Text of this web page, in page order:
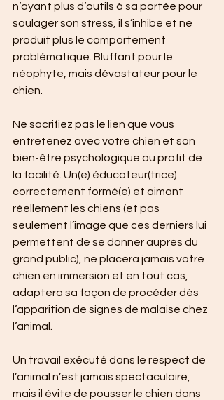
n’ayant plus d’outils à sa portée pour
soulager son stress, il s’inhibe et ne
produit plus le comportement
problématique. Bluffant pour le
néophyte, mais dévastateur pour le
chien.
Ne sacrifiez pas le lien que vous
entretenez avec votre chien et son
bien-être psychologique au profit de
la facilité. Un(e) éducateur(trice)
correctement formé(e) et aimant
réellement les chiens (et pas
seulement l’image que ces derniers lui
permettent de se donner auprès du
grand public), ne placera jamais votre
chien en immersion et en tout cas,
adaptera sa façon de procéder dès
l’apparition de signes de malaise chez
l’animal.
Un travail exécuté dans le respect de
l’animal n’est jamais spectaculaire,
mais il évite de pousser le chien dans